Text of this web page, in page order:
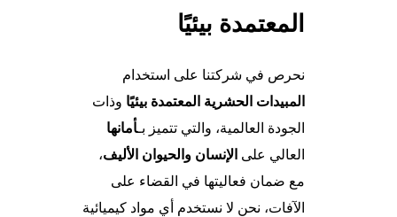
المعتمدة بيئيًا
نحرص في شركتنا على استخدام
المبيدات الحشرية المعتمدة بيئيًا وذات
الجودة العالمية، والتي تتميز بـأمانها
العالي علىالإنسان والحيوان الأليف،
مع ضمان فعاليتها في القضاء على
الآفات، نحن لا نستخدم أي مواد كيميائية